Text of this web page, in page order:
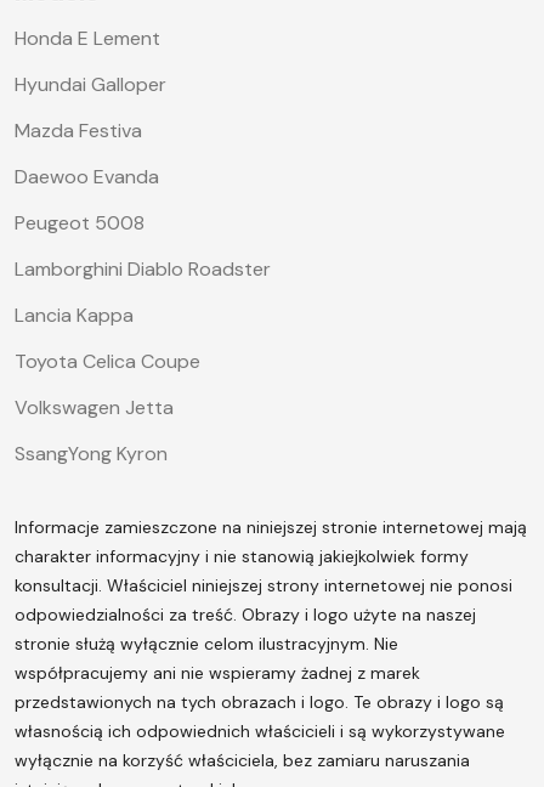
Honda E Lement
Hyundai Galloper
Mazda Festiva
Daewoo Evanda
Peugeot 5008
Lamborghini Diablo Roadster
Lancia Kappa
Toyota Celica Coupe
Volkswagen Jetta
SsangYong Kyron
Informacje zamieszczone na niniejszej stronie internetowej mają
charakter informacyjny i nie stanowią jakiejkolwiek formy
konsultacji. Właściciel niniejszej strony internetowej nie ponosi
odpowiedzialności za treść. Obrazy i logo użyte na naszej
stronie służą wyłącznie celom ilustracyjnym. Nie
współpracujemy ani nie wspieramy żadnej z marek
przedstawionych na tych obrazach i logo. Te obrazy i logo są
własnością ich odpowiednich właścicieli i są wykorzystywane
wyłącznie na korzyść właściciela, bez zamiaru naruszania